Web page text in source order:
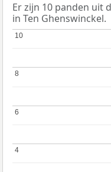
Er zijn 10 panden uit
in Ten Ghenswinckel.
4
4
6
6
8
8
10
10